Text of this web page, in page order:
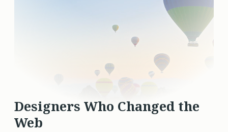
Designers Who Changed the
Web